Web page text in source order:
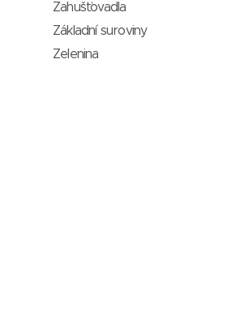
Zahušťovadla
Základní suroviny
Zelenina